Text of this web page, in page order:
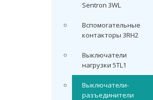
Sentron 3WL
Вспомогательные
контакторы 3RH2
Выключатели
нагрузки 5TL1
Выключатели-
разъединители